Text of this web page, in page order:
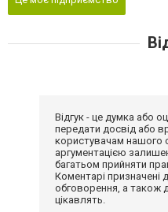
Відгук - це думка або
передати досвід або
користувачам нашого
аргументацією
багатьом прийняти
Коментарі призначені
обговорення, а також
цікавлять.